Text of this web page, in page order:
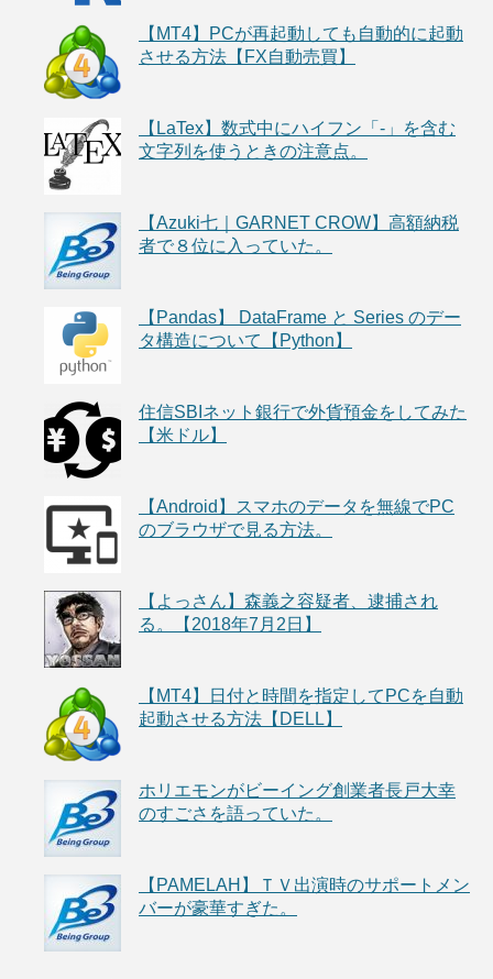
【MT4】PCが再起動しても自動的に起動
させる方法【FX自動売買】
【LaTex】数式中にハイフン「-」を含む
文字列を使うときの注意点。
【Azuki七｜GARNET CROW】高額納税
者で８位に入っていた。
【Pandas】 DataFrame と Series のデー
タ構造について【Python】
住信SBIネット銀行で外貨預金をしてみた
【米ドル】
【Android】スマホのデータを無線でPC
のブラウザで見る方法。
【よっさん】森義之容疑者、逮捕され
る。【2018年7月2日】
【MT4】日付と時間を指定してPCを自動
起動させる方法【DELL】
ホリエモンがビーイング創業者長戸大幸
のすごさを語っていた。
【PAMELAH】ＴＶ出演時のサポートメン
バーが豪華すぎた。